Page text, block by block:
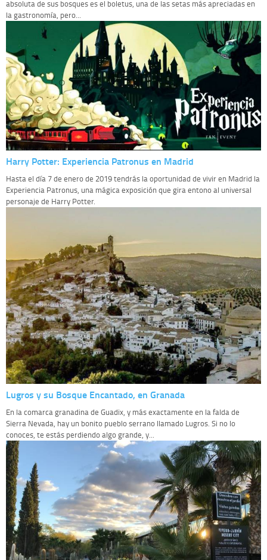
absoluta de sus bosques es el boletus, una de las setas más apreciadas en
la gastronomía, pero...
Harry Potter: Experiencia Patronus en Madrid
Hasta el día 7 de enero de 2019 tendrás la oportunidad de vivir en Madrid la
Experiencia Patronus, una mágica exposición que gira entono al universal
personaje de Harry Potter.
Lugros y su Bosque Encantado, en Granada
En la comarca granadina de Guadix, y más exactamente en la falda de
Sierra Nevada, hay un bonito pueblo serrano llamado Lugros. Si no lo
conoces, te estás perdiendo algo grande, y...